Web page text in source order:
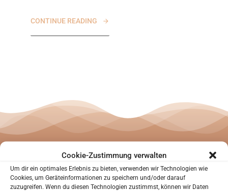
Cookie-Zustimmung verwalten
Um dir ein optimales Erlebnis zu bieten, verwenden wir Technologien wie
Cookies, um Geräteinformationen zu speichern und/oder darauf
zuzugreifen. Wenn du diesen Technologien zustimmst, können wir Daten
CONTINUE READING
SIND SIE NEUPATIENT?
Sie können uns helfen Sie besser kennenzulernen
bevor Sie zu uns in die Praxis kommen.